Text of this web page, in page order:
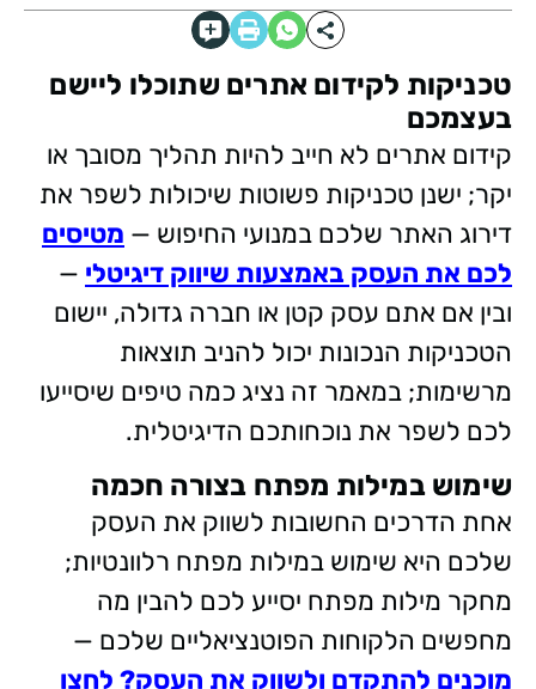
טכניקות לקידום אתרים שתוכלו ליישם
בעצמכם
קידום אתרים לא חייב להיות תהליך מסובך או
יקר; ישנן טכניקות פשוטות שיכולות לשפר את
דירוג האתר שלכם במנועי החיפוש — מטיסים
לכם את העסק באמצעות שיווק דיגיטלי —
ובין אם אתם עסק קטן או חברה גדולה, יישום
הטכניקות הנכונות יכול להניב תוצאות
מרשימות; במאמר זה נציג כמה טיפים שיסייעו
לכם לשפר את נוכחותכם הדיגיטלית.
שימוש במילות מפתח בצורה חכמה
אחת הדרכים החשובות לשווק את העסק
שלכם היא שימוש במילות מפתח רלוונטיות;
מחקר מילות מפתח יסייע לכם להבין מה
מחפשים הלקוחות הפוטנציאליים שלכם —
מוכנים להתקדם ולשווק את העסק? לחצו